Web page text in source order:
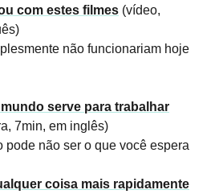
com estes filmes (vídeo,
não funcionariam hoje
serve para trabalhar
7min, em inglês)
pode não ser o que você espera
coisa mais rapidamente